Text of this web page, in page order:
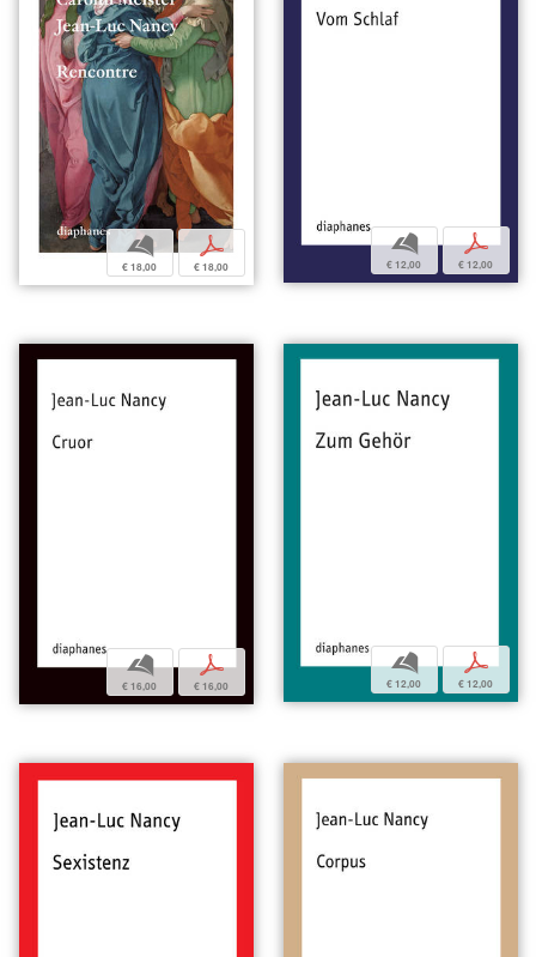
b
€ 18,00
p
€ 18,00
b
€ 12,00
p
€ 12,00
b
€ 16,00
p
€ 16,00
b
€ 12,00
p
€ 12,00